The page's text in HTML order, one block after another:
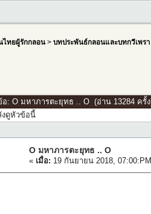
ทยผู้รักกลอน> บทประพันธ์กลอนและบทกวีเพรา
: O มหาภารตะยุทธ .. O (อ่าน 13284 ครั้
ดูหัวข้อนี้
O มหาภารตะยุทธ .. O
« เมื่อ: 19 กันยายน 2018,